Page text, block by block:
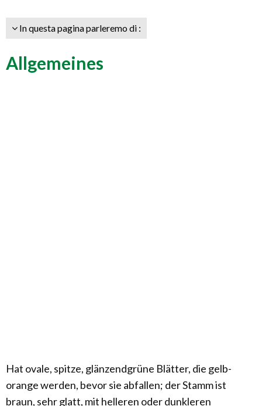
In questa pagina parleremo di :
Allgemeines
Hat ovale, spitze, glänzendgrüne Blätter, die gelb-
orange werden, bevor sie abfallen; der Stamm ist
braun, sehr glatt, mit helleren oder dunkleren